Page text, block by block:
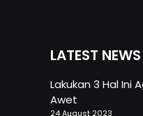
LATEST NEWS
Lakukan 3 Hal Ini
Awet
24 August 2023